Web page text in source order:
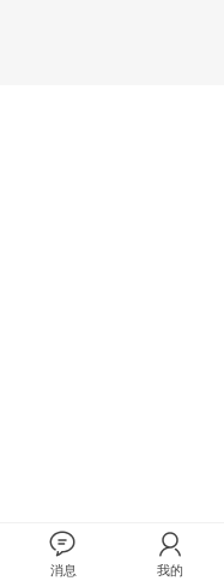
消息 我的